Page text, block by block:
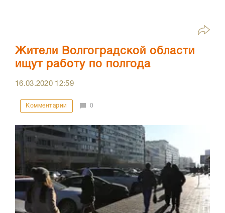
Жители Волгоградской области
ищут работу по полгода
16.03.2020 12:59
Комментарии 0